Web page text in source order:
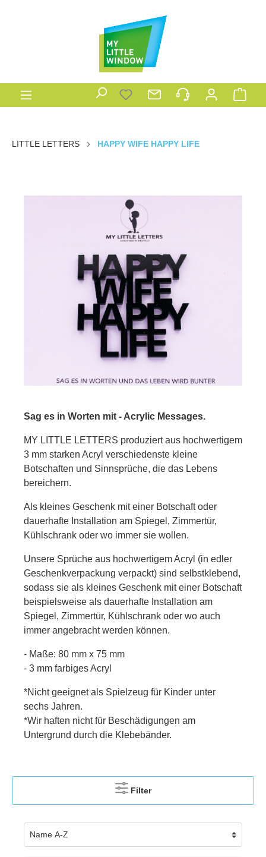
LITTLE LETTERS HAPPY WIFE HAPPY LIFE
Sag es in Worten mit - Acrylic Messages.
MY LITTLE LETTERS produziert aus hochwertigem
3 mm starken Acryl verschiedenste kleine
Botschaften und Sinnsprüche, die das Lebens
bereichern.
Als kleines Geschenk mit einer Botschaft oder
dauerhafte Installation am Spiegel, Zimmertür,
Kühlschrank oder wo immer sie wollen.
Unsere Sprüche aus hochwertigem Acryl (in edler
Geschenkverpackung verpackt) sind selbstklebend,
sodass sie a ls kleines Geschenk mit einer Botschaft
beispielsweise als dauerhafte Installation am
Spiegel, Zimmertür, Kühlschrank oder wo auch
immer angebracht werden können.
- Maße: 80 mm x 75 mm
- 3 mm farbiges Acryl
*Nicht geeignet als Spielzeug für Kinder unter
sechs Jahren.
*Wir haften nicht für Beschädigungen am
Untergrund durch die Klebebänder.
Filter